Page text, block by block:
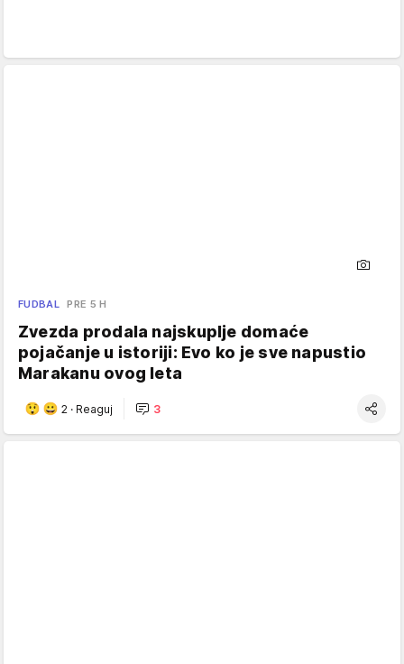
FUDBAL PRE 5 H
Zvezda prodala najskuplje domaće
pojačanje u istoriji: Evo ko je sve napustio
Marakanu ovog leta
2 · Reaguj 3